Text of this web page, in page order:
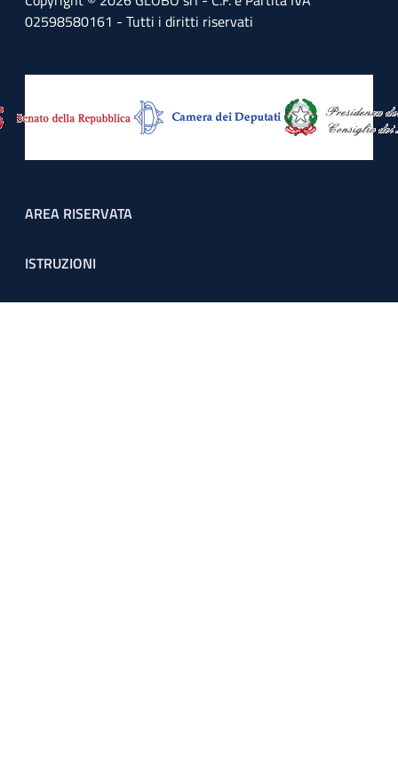
02598580161 - Tutti i diritti riservati
Footer menu
AREA RISERVATA
ISTRUZIONI